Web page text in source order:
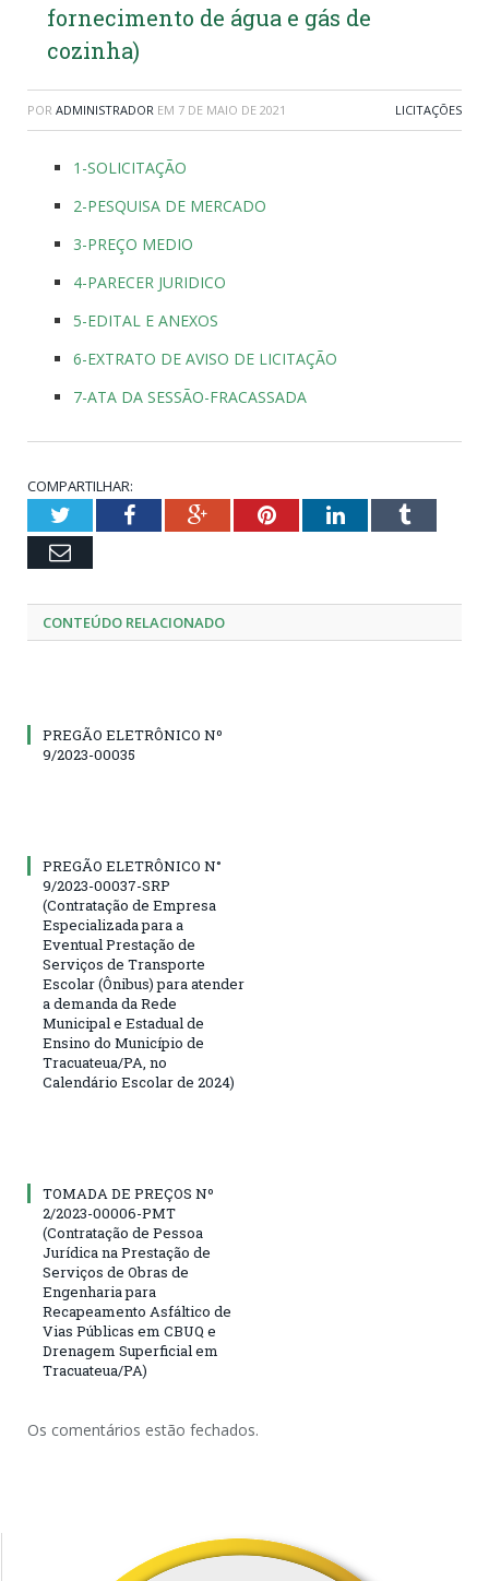
fornecimento de água e gás de
cozinha)
POR ADMINISTRADOR EM 7 DE MAIO DE 2021 LICITAÇÕES
1-SOLICITAÇÃO
2-PESQUISA DE MERCADO
3-PREÇO MEDIO
4-PARECER JURIDICO
5-EDITAL E ANEXOS
6-EXTRATO DE AVISO DE LICITAÇÃO
7-ATA DA SESSÃO-FRACASSADA
COMPARTILHAR:
TwitterFacebookGoogle+PinterestLinkedInTumblr
Email
CONTEÚDO RELACIONADO
PREGÃO ELETRÔNICO Nº
9/2023-00035
PREGÃO ELETRÔNICO N°
9/2023-00037-SRP
(Contratação de Empresa
Especializada para a
Eventual Prestação de
Serviços de Transporte
Escolar (Ônibus) para atender
a demanda da Rede
Municipal e Estadual de
Ensino do Município de
Tracuateua/PA, no
Calendário Escolar de 2024)
TOMADA DE PREÇOS Nº
2/2023-00006-PMT
(Contratação de Pessoa
Jurídica na Prestação de
Serviços de Obras de
Engenharia para
Recapeamento Asfáltico de
Vias Públicas em CBUQ e
Drenagem Superficial em
Tracuateua/PA)
Os comentários estão fechados.